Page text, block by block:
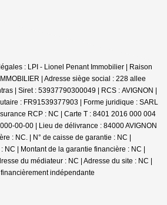
: LPI - Lionel Penant Immobilier | Raison
| Adresse siège social : 228 allee
| Siret : 53937790300049 | RCS : AVIGNON |
: FR91539377903 | Forme juridique : SARL
RCP : NC | Carte T : 8401 2016 000 004
00-00 | Lieu de délivrance : 84000 AVIGNON
: NC. | N° de caisse de garantie : NC |
NC | Montant de la garantie financière : NC |
du médiateur : NC | Adresse du site : NC |
indépendante